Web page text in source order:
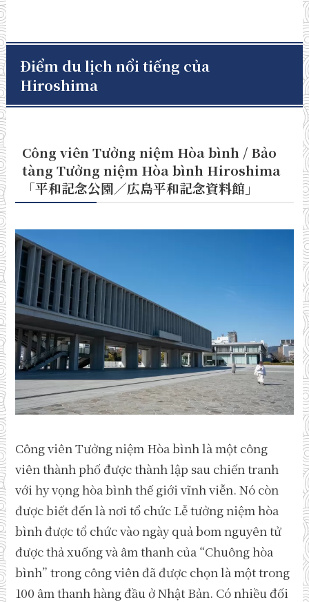
Điểm du lịch nổi tiếng của
Hiroshima
Công viên Tưởng niệm Hòa bình / Bảo
tàng Tưởng niệm Hòa bình Hiroshima
「平和記念公園／広島平和記念資料館」
Công viên Tưởng niệm Hòa bình là một công
viên thành phố được thành lập sau chiến tranh
với hy vọng hòa bình thế giới vĩnh viễn. Nó còn
được biết đến là nơi tổ chức Lễ tưởng niệm hòa
bình được tổ chức vào ngày quả bom nguyên tử
được thả xuống và âm thanh của “Chuông hòa
bình” trong công viên đã được chọn là một trong
100 âm thanh hàng đầu ở Nhật Bản. Có nhiều đối